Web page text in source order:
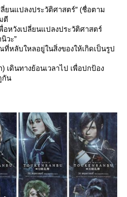
ยนแปลงประวัติศาสตร์” (ชื่อตาม
ตี
หวังเปลี่ยนแปลงประวัติศาสตร์
วะ”
หลับใหลอยู่ในสิ่งของให้เกิดเป็นรูป
เดินทางย้อนเวลาไป เพื่อปกป้อง
กัน